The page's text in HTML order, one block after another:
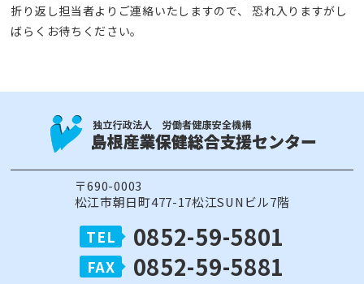
折り返し担当者よりご連絡いたしますので、 恐れ入りますがし
ばらくお待ちください。
〒690-0003
松江市朝日町477-17松江SUNビル7階
0852-59-5801
0852-59-5881